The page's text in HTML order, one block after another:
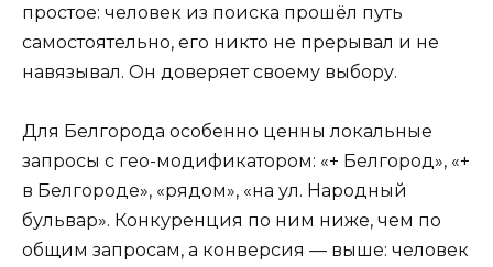
простое: человек из поиска прошёл путь
самостоятельно, его никто не прерывал и не
навязывал. Он доверяет своему выбору.
Для Белгорода особенно ценны локальные
запросы с гео-модификатором: «+ Белгород», «+
в Белгороде», «рядом», «на ул. Народный
бульвар». Конкуренция по ним ниже, чем по
общим запросам, а конверсия — выше: человек